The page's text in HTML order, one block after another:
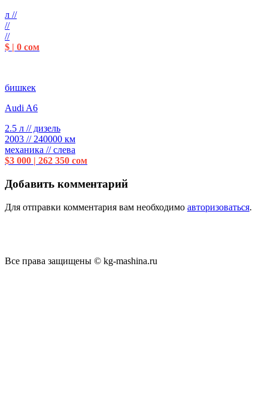
л //
//
//
$ | 0 сом
бишкек
Audi A6
2.5 л // дизель
2003 // 240000 км
механика // слева
$3 000 | 262 350 сом
Добавить комментарий
Для отправки комментария вам необходимо авторизоваться.
Все права защищены © kg-mashina.ru